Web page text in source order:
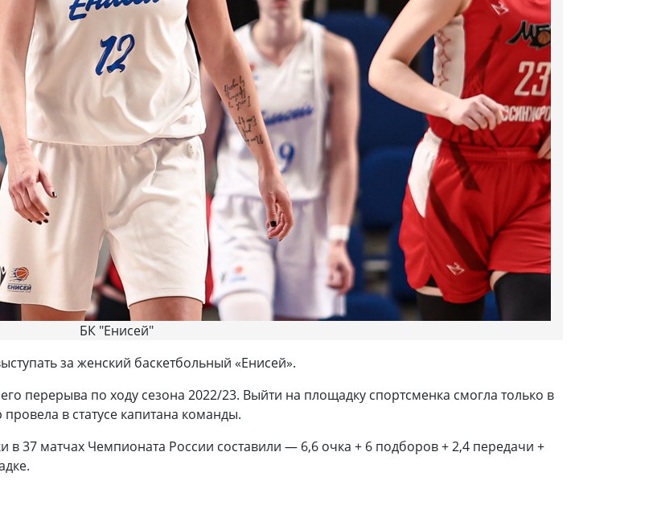
БК "Енисей"
за женский баскетбольный «Енисей».
перерыва по ходу сезона 2022/23. Выйти на площадку спортсменка смогла только в
в статусе капитана команды.
в 37 матчах Чемпионата России составили — 6,6 очка + 6 подборов + 2,4 передачи +